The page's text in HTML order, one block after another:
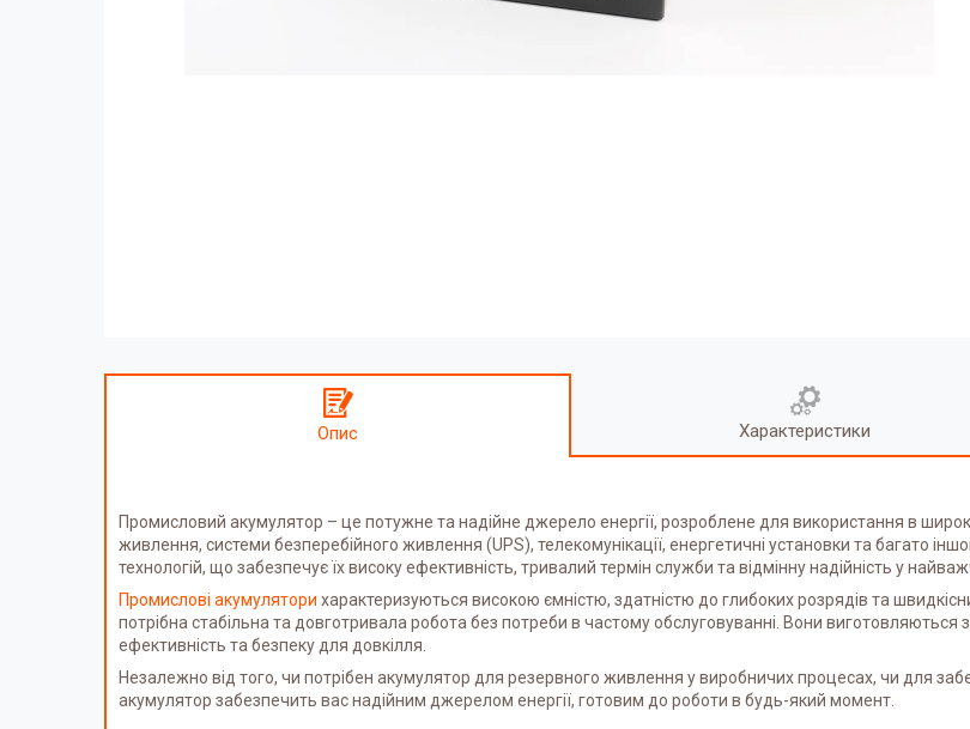
Опис Характеристики
Промисловий акумулятор – це потужне та надійне джерело енергії, розроблене для використання в
живлення, системи безперебійного живлення (UPS), телекомунікації, енергетичні установки та багато
технологій, що забезпечує їх високу ефективність, тривалий термін служби та відмінну надійність у
Промислові акумулятори характеризуються високою ємністю, здатністю до глибоких розрядів та
потрібна стабільна та довготривала робота без потреби в частому обслуговуванні. Вони виготовляються
ефективність та безпеку для довкілля.
Незалежно від того, чи потрібен акумулятор для резервного живлення у виробничих процесах, чи для
акумулятор забезпечить вас надійним джерелом енергії, готовим до роботи в будь-який момент.